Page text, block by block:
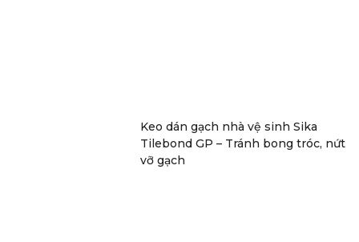
Keo dán gạch nhà vệ sinh Sika
Tilebond GP – Tránh bong tróc, nứt
vỡ gạch